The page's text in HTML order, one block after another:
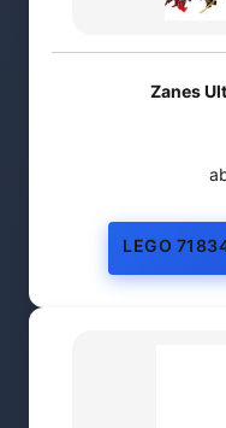
Zanes
LEGO